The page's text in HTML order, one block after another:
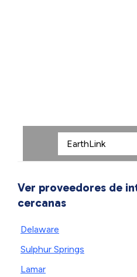
Ver proveedores de
cercanas
Delaware
Sulphur Springs
Lamar